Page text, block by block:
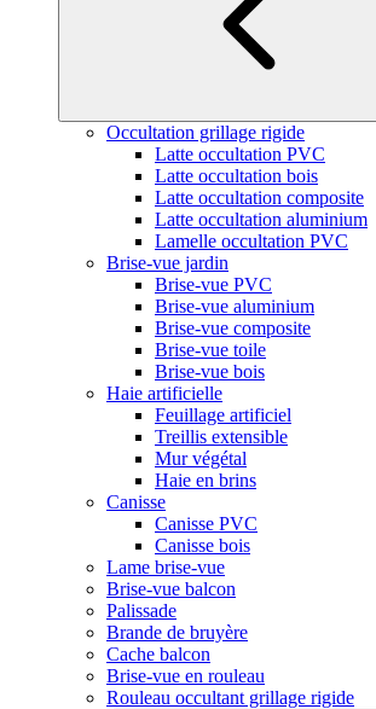
Occultation grillage rigide
Latte occultation PVC
Latte occultation bois
Latte occultation composite
Latte occultation aluminium
Lamelle occultation PVC
Brise-vue jardin
Brise-vue PVC
Brise-vue aluminium
Brise-vue composite
Brise-vue toile
Brise-vue bois
Haie artificielle
Feuillage artificiel
Treillis extensible
Mur végétal
Haie en brins
Canisse
Canisse PVC
Canisse bois
Lame brise-vue
Brise-vue balcon
Palissade
Brande de bruyère
Cache balcon
Brise-vue en rouleau
Rouleau occultant grillage rigide